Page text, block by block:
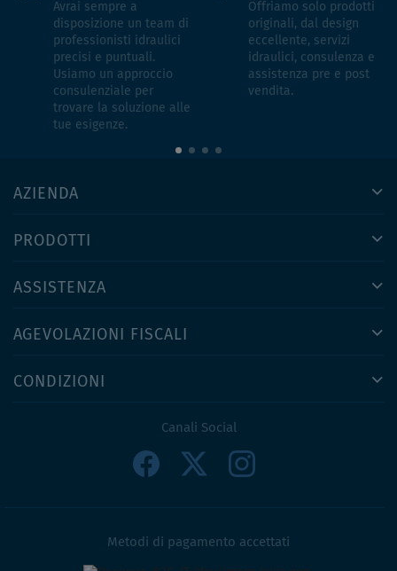
Avrai sempre a
disposizione un team di
professionisti idraulici
precisi e puntuali.
Usiamo un approccio
consulenziale per
trovare la soluzione alle
tue esigenze.
Offriamo solo prodotti
originali, dal design
eccellente, servizi
idraulici, consulenza e
assistenza pre e post
vendita.
AZIENDA
PRODOTTI
ASSISTENZA
AGEVOLAZIONI FISCALI
CONDIZIONI
Canali Social
Metodi di pagamento accettati